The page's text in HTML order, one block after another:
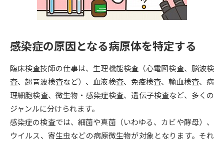
大学入学共通テスト「受験上の
配慮案内」の請求
高等学校卒業程度認定試験
幼稚園教員資格認定試験 小学校教員資格認定試験
高等学校（情報）教員資格認定
試験
大学研究
感染症の原因となる病原体を特定する
臨床検査技師の仕事は、生理機能検査（心電図検査、脳波検
査、超音波検査など）、血液検査、免疫検査、輸血検査、病
理細胞検査、微生物・感染症検査、遺伝子検査など、多くの
ジャンルに分けられます。
感染症の検査では、細菌や真菌（いわゆる、カビや酵母）、
ウイルス、寄生虫などの病原微生物が対象となります。それ